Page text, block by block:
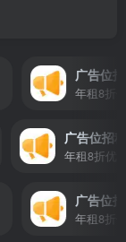
广告位招
年租8折优
广告位招
年租8折
广告位招
年租8折优